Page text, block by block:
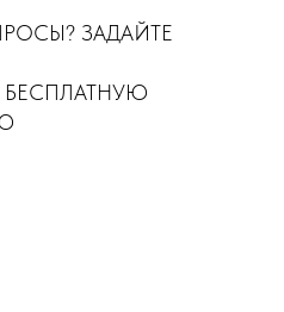
ЗАДАЙТЕ
БЕСПЛАТНУЮ